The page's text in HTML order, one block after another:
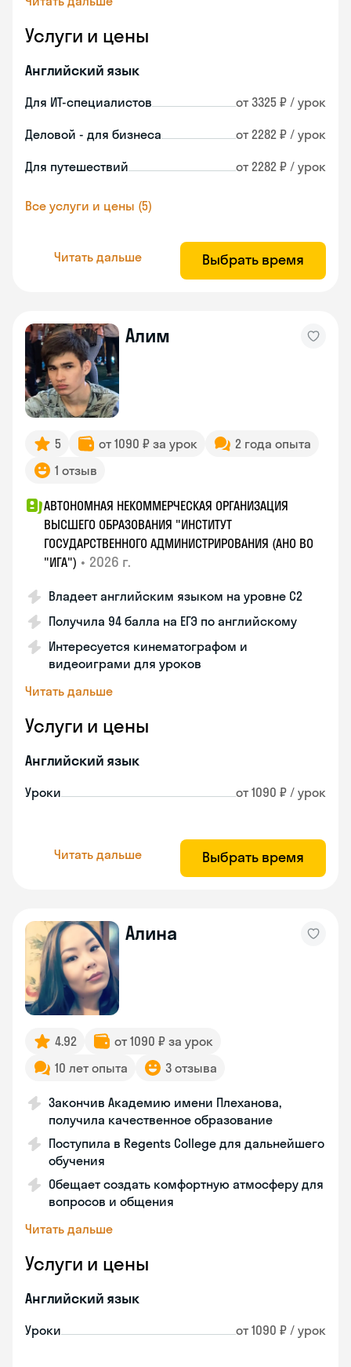
Услуги и цены
Английский язык
Для ИТ-специалистов от 3325 ₽ / урок
Деловой - для бизнеса от 2282 ₽ / урок
Для путешествий от 2282 ₽ / урок
Все услуги и цены (5)
Читать дальше Выбрать время
Алим
5 от 1090 ₽ за урок
2 года опыта
1 отзыв
АВТОНОМНАЯ НЕКОММЕРЧЕСКАЯ ОРГАНИЗАЦИЯ
ВЫСШЕГО ОБРАЗОВАНИЯ "ИНСТИТУТ
ГОСУДАРСТВЕННОГО АДМИНИСТРИРОВАНИЯ (АНО ВО
"ИГА") • 2026 г.
Владеет английским языком на уровне С2
Получила 94 балла на ЕГЭ по английскому
Интересуется кинематографом и
видеоиграми для уроков
Читать дальше
Услуги и цены
Английский язык
Уроки от 1090 ₽ / урок
Читать дальше Выбрать время
Алина
4.92
от 1090 ₽ за урок
10 лет опыта
3 отзыва
Закончив Академию имени Плеханова,
получила качественное образование
Поступила в Regents College для дальнейшего
обучения
Обещает создать комфортную атмосферу для
вопросов и общения
Читать дальше
Услуги и цены
Английский язык
Уроки от 1090 ₽ / урок